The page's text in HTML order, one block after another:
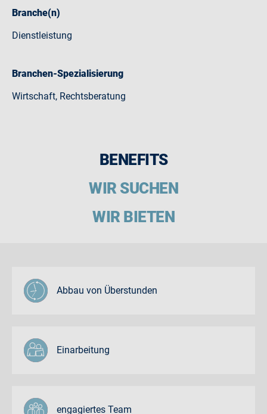
Branche(n)
Dienstleistung
Branchen-Spezialisierung
Wirtschaft, Rechtsberatung
BENEFITS
WIR SUCHEN
WIR BIETEN
Abbau von Überstunden
Einarbeitung
engagiertes Team